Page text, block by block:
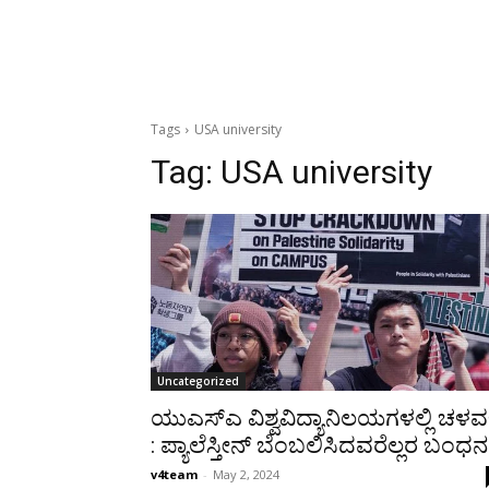
Tags USA university
Tag: USA university
Uncategorized
ಯುಎಸ್‍ಎ ವಿಶ್ವವಿದ್ಯಾನಿಲಯಗಳಲ್ಲಿ
: ಪ್ಯಾಲೆಸ್ತೀನ್ ಬೆಂಬಲಿಸಿದವರೆಲ್ಲರ ಬಂಧನ
v4team - May 2, 2024